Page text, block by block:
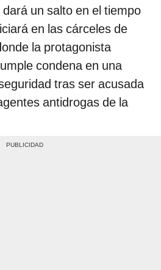
un salto en el tiempo
en las cárceles de
la protagonista
condena en una
tras ser acusada
antidrogas de la